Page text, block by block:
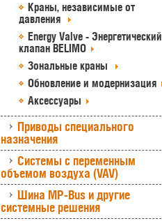
Краны, независимые от
давления
Energy Valve - Энергетический
клапан BELIMO
Зональные краны
Обновление и модернизация
Аксессуары
Приводы специального
назначения
Системы с переменным
объемом воздуха (VAV)
Шина MP-Bus и другие
системные решения